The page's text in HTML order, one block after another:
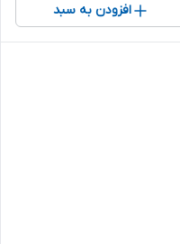
افزودن به سبد